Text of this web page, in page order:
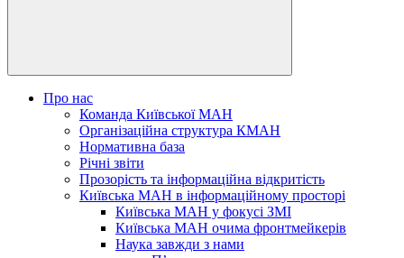
Про нас
Команда Київської МАН
Організаційна структура КМАН
Нормативна база
Річні звіти
Прозорість та інформаційна відкритість
Київська МАН в інформаційному просторі
Київська МАН у фокусі ЗМІ
Київська МАН очима фронтмейкерів
Наука завжди з нами